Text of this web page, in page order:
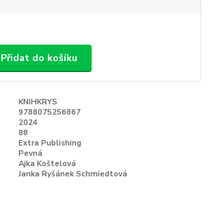
Přidat do košíku
KNIHKRYS
9788075256867
2024
88
Extra Publishing
Pevná
Ajka Koštelová
Janka Ryšánek Schmiedtová